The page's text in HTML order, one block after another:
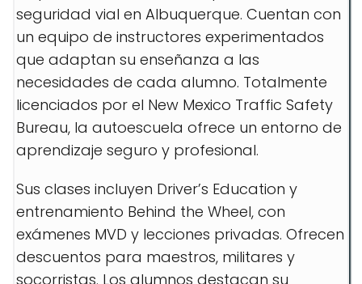
seguridad vial en Albuquerque. Cuentan con
un equipo de instructores experimentados
que adaptan su enseñanza a las
necesidades de cada alumno. Totalmente
licenciados por el New Mexico Traffic Safety
Bureau, la autoescuela ofrece un entorno de
aprendizaje seguro y profesional.
Sus clases incluyen Driver’s Education y
entrenamiento Behind the Wheel, con
exámenes MVD y lecciones privadas. Ofrecen
descuentos para maestros, militares y
socorristas. Los alumnos destacan su